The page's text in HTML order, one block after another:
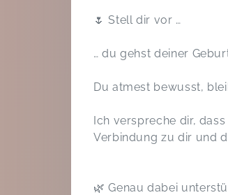
🌷 Stell dir vor …
… du gehst deiner
Du atmest bewusst,
Ich verspreche dir,
Verbindung zu dir und
🌿 Genau dabei